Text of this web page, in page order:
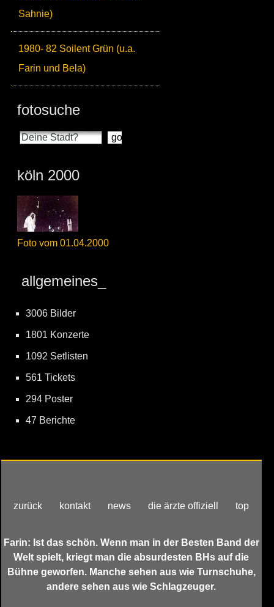
Sahnie)
1980- 82 Soilent Grün (u.a.
Farin und Bela)
fotosuche
köln 2000
Foto vom 01.04.2000
allgemeines_
3006 Bilder
1801 Konzerte
1092 Setlisten
561 Tickets
294 Poster
47 Berichte
zurück kontakt news die ärzte offiziell top
Farin: Ist das schön. Wenn man in der Besten Band der
Welt spielt, kriegt man die absurdesten BHs auf die
Bühne geworfen. Manche sehen aus wie Turnschuhe,
andere sehen aus wie Schlagzeuger.